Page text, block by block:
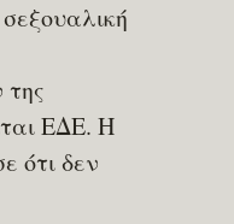
ΕΔΕ. Η
ότι δεν